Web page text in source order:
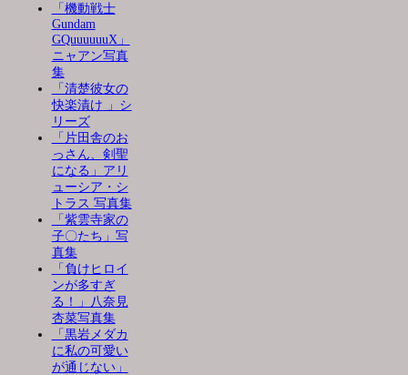
「機動戦士
Gundam
GQuuuuuuX」
ニャアン写真
集
「清楚彼女の
快楽漬け 」シ
リーズ
「片田舎のお
っさん、剣聖
になる」アリ
ューシア・シ
トラス 写真集
「紫雲寺家の
子〇たち」写
真集
「負けヒロイ
ンが多すぎ
る！」八奈見
杏菜写真集
「黒岩メダカ
に私の可愛い
が通じない」